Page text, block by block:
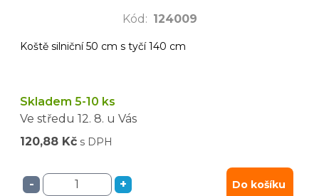
Kód : 124009
Koště silniční 50 cm s tyčí 140 cm
Skladem 5-10 ks
Ve středu 12. 8. u Vás
120,88 Kč s DPH
- + Do košíku